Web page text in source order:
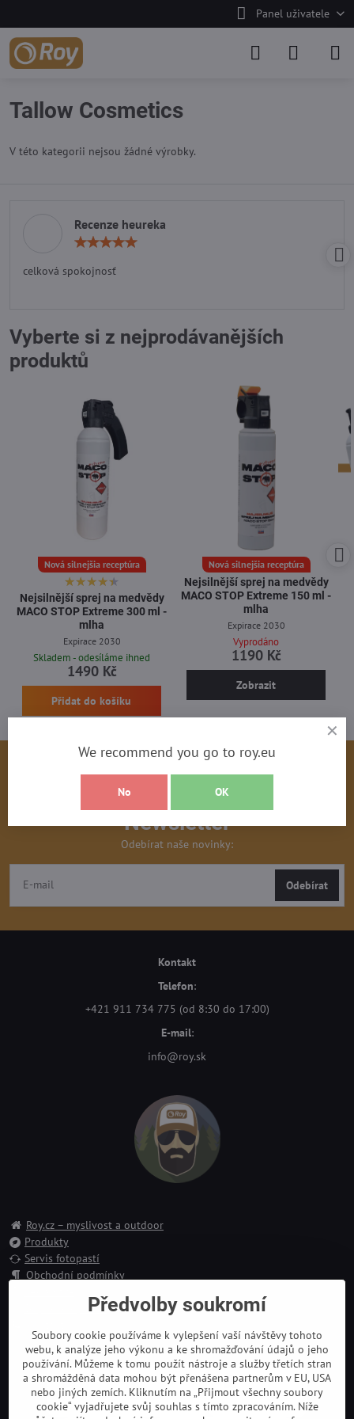
Panel uživatele
Tallow Cosmetics
V této kategorii nejsou žádné výrobky.
Recenze heureka
celková spokojnosť
Vyberte si z nejprodávanějších
produktů
Nová silnejšia receptúra
Nejsilnější sprej na medvědy
MACO STOP Extreme 300 ml -
mlha
Expirace 2030
Skladem - odesíláme ihned
1490 Kč
Přidat do košíku
Nová silnejšia receptúra
Nejsilnější sprej na medvědy
MACO STOP Extreme 150 ml -
mlha
Expirace 2030
Vyprodáno
1190 Kč
Zobrazit
Newsletter
Odebírat naše novinky:
Odebírat
Kontakt
Telefon:
+421 911 734 775 (od 8:30 do 17:00)
E-mail:
info@roy.sk
Roy.cz – myslivost a outdoor
Produkty
Servis fotopastí
Obchodní podmínky
Doprava a platbaPředvolby soukromí
Soubory cookie používáme k vylepšení vaší návštěvy tohoto
webu, k analýze jeho výkonu a ke shromažďování údajů o jeho
používání. Můžeme k tomu použít nástroje a služby třetích stran
a shromážděná data mohou být přenášena partnerům v EU, USA
nebo jiných zemích. Kliknutím na „Přijmout všechny soubory
cookie“ vyjadřujete svůj souhlas s tímto zpracováním. Níže
We recommend you go to roy.eu
No OK